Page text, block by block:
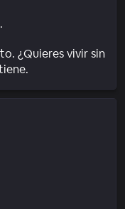
¿Quieres vivir sin